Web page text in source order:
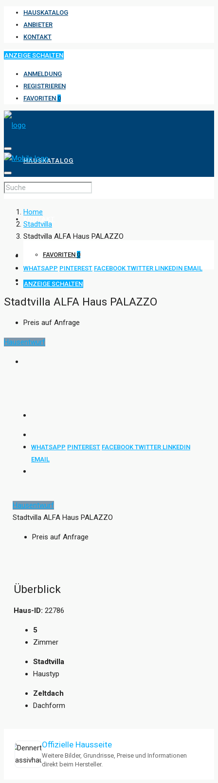
HAUSKATALOG
ANBIETER
KONTAKT
ANZEIGE SCHALTEN
ANMELDUNG
REGISTRIEREN
FAVORITEN 0
HAUSKATALOG
ANBIETER
FAVORITEN 0
ANZEIGE SCHALTEN
Home
Stadtvilla
Stadtvilla ALFA Haus PALAZZO
WHATSAPP PINTEREST FACEBOOK TWITTER LINKEDIN EMAIL
Stadtvilla ALFA Haus PALAZZO
Preis auf Anfrage
Hausentwurf
WHATSAPP PINTEREST FACEBOOK TWITTER LINKEDIN
EMAIL
Hausentwurf
Stadtvilla ALFA Haus PALAZZO
Preis auf Anfrage
Überblick
Haus-ID: 22786
5
Zimmer
Stadtvilla
Haustyp
Zeltdach
Dachform
Offizielle Hausseite
Weitere Bilder, Grundrisse, Preise und Informationen
direkt beim Hersteller.